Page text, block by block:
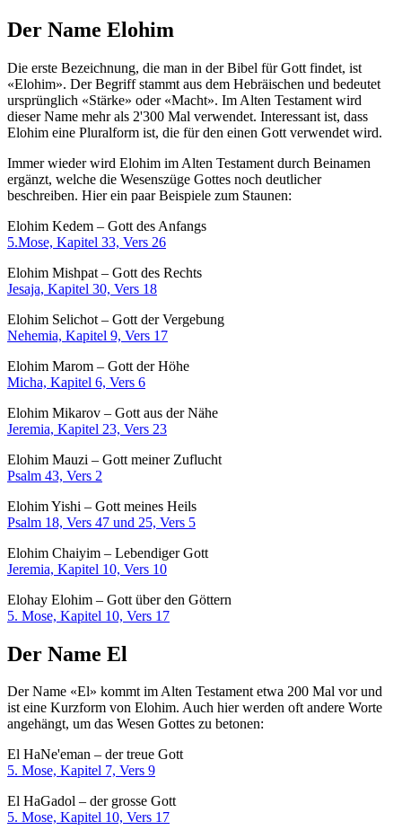
Der Name Elohim
Die erste Bezeichnung, die man in der Bibel für Gott findet, ist
«Elohim». Der Begriff stammt aus dem Hebräischen und bedeutet
ursprünglich «Stärke» oder «Macht». Im Alten Testament wird
dieser Name mehr als 2'300 Mal verwendet. Interessant ist, dass
Elohim eine Pluralform ist, die für den einen Gott verwendet wird.
Immer wieder wird Elohim im Alten Testament durch Beinamen
ergänzt, welche die Wesenszüge Gottes noch deutlicher
beschreiben. Hier ein paar Beispiele zum Staunen:
Elohim Kedem – Gott des Anfangs
5.Mose, Kapitel 33, Vers 26
Elohim Mishpat – Gott des Rechts
Jesaja, Kapitel 30, Vers 18
Elohim Selichot – Gott der Vergebung
Nehemia, Kapitel 9, Vers 17
Elohim Marom – Gott der Höhe
Micha, Kapitel 6, Vers 6
Elohim Mikarov – Gott aus der Nähe
Jeremia, Kapitel 23, Vers 23
Elohim Mauzi – Gott meiner Zuflucht
Psalm 43, Vers 2
Elohim Yishi – Gott meines Heils
Psalm 18, Vers 47 und 25, Vers 5
Elohim Chaiyim – Lebendiger Gott
Jeremia, Kapitel 10, Vers 10
Elohay Elohim – Gott über den Göttern
5. Mose, Kapitel 10, Vers 17
Der Name El
Der Name «El» kommt im Alten Testament etwa 200 Mal vor und
ist eine Kurzform von Elohim. Auch hier werden oft andere Worte
angehängt, um das Wesen Gottes zu betonen:
El HaNe'eman – der treue Gott
5. Mose, Kapitel 7, Vers 9
El HaGadol – der grosse Gott
5. Mose, Kapitel 10, Vers 17